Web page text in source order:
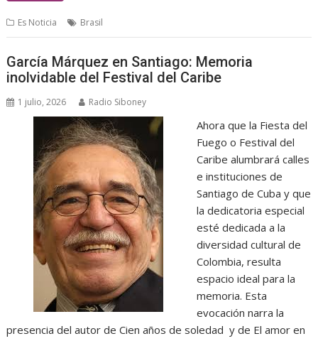
Es Noticia Brasil
García Márquez en Santiago: Memoria
inolvidable del Festival del Caribe
1 julio, 2026 Radio Siboney
Ahora que la Fiesta del
Fuego o Festival del
Caribe alumbrará calles
e instituciones de
Santiago de Cuba y que
la dedicatoria especial
esté dedicada a la
diversidad cultural de
Colombia, resulta
espacio ideal para la
memoria. Esta
evocación narra la
presencia del autor de Cien años de soledad y de El amor en